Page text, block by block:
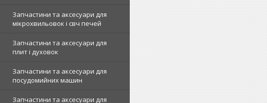
Запчастини та аксесуари для
мікрохвильовок і свч печей
Запчастини та аксесуари для
плит і духовок
Запчастини та аксесуари для
посудомийних машин
Запчастини та аксесуари для